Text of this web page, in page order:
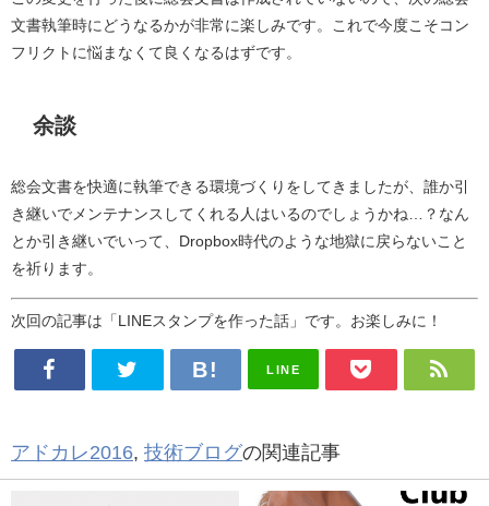
文書執筆時にどうなるかが非常に楽しみです。これで今度こそコン
フリクトに悩まなくて良くなるはずです。
余談
総会文書を快適に執筆できる環境づくりをしてきましたが、誰か引
き継いでメンテナンスしてくれる人はいるのでしょうかね…？なん
とか引き継いでいって、Dropbox時代のような地獄に戻らないこと
を祈ります。
次回の記事は「LINEスタンプを作った話」です。お楽しみに！
LINE
アドカレ2016, 技術ブログの関連記事